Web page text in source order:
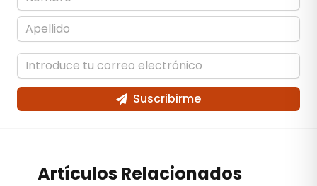
Suscribirme
Artículos Relacionados